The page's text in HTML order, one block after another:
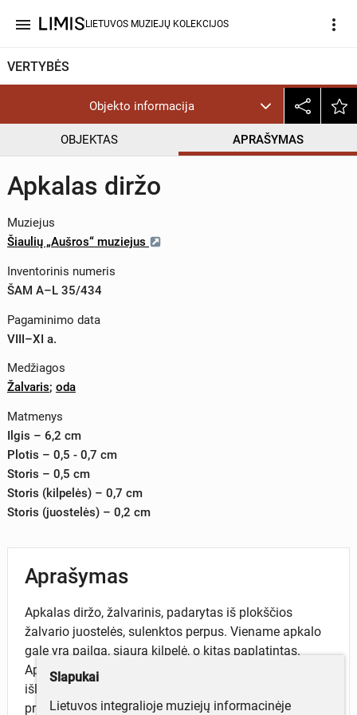
menu LIETUVOS MUZIEJŲ KOLEKCIJOS more_vert
VERTYBĖS
Objekto informacija
OBJEKTAS APRAŠYMAS
Apkalas diržo
Muziejus
Šiaulių „Aušros“ muziejus
Inventorinis numeris
ŠAM A–L 35/434
Pagaminimo data
VIII–XI a.
Medžiagos
Žalvaris; oda
Matmenys
Ilgis – 6,2 cm
Plotis – 0,5 - 0,7 cm
Storis – 0,5 cm
Storis (kilpelės) – 0,7 cm
Storis (juostelės) – 0,2 cm
Aprašymas
Apkalas diržo, žalvarinis, padarytas iš plokščios
žalvario juostelės, sulenktos perpus. Viename apkalo
gale yra pailga, siaura kilpelė, o kitas paplatintas.
Apkalo viduje išlikusi odinio diržo dalis, kurios galas
išlindęs už apkalo krašto. Apkalas prie odos
pritvirtintas 2 geležinėmis kniedėmis. Išlikęs ir
Slapukai
Lietuvos integralioje muziejų informacinėje